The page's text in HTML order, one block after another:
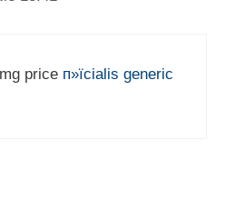
price п»їcialis generic